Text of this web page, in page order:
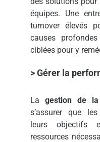
équipes. Une
turnover élevés
causes
ciblées pour y
> Gérer la
La gestion de la
s’assurer que
leurs objectifs
ressources